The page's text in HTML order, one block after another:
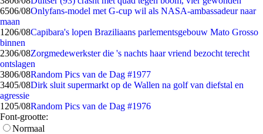
6506/08Onlyfans-model met G-cup wil als NASA-ambassadeur naar
maan
1206/08Capibara's lopen Braziliaans parlementsgebouw Mato Grosso
binnen
2306/08Zorgmedewerkster die 's nachts haar vriend bezocht terecht
ontslagen
3806/08Random Pics van de Dag #1977
3405/08Dirk sluit supermarkt op de Wallen na golf van diefstal en
agressie
1205/08Random Pics van de Dag #1976
Font-grootte:
Normaal